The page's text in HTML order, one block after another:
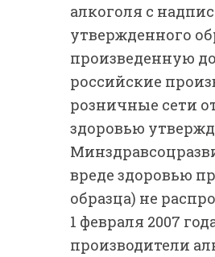
алкоголя с
утвержденного
произведенную
российские
розничные сети
здоровью
вреде здоровью
образца) не
1 февраля 2007
производители